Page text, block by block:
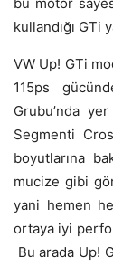
kullandığı GTi
VW Up! GTi
115ps
Grubu’nda
Segmenti
boyutlarına
mucize gibi
yani hemen
ortaya iyi
Bu arada Up!